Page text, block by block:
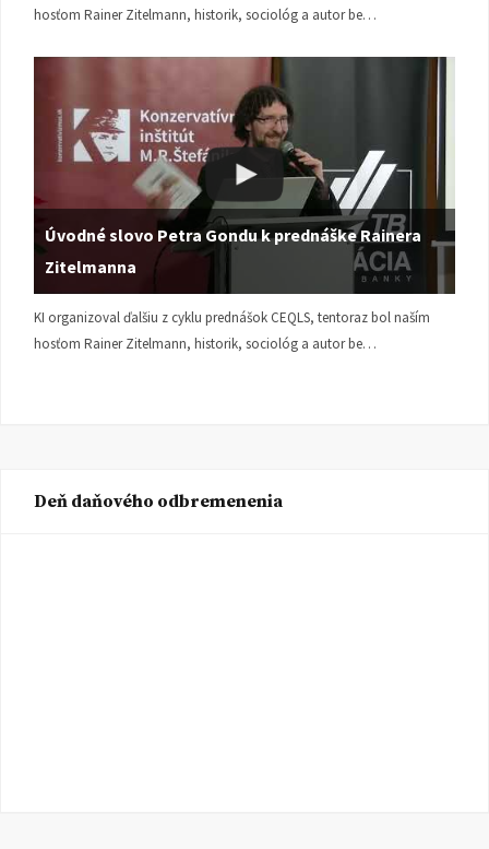
hosťom Rainer Zitelmann, historik, sociológ a autor be…
Úvodné slovo Petra Gondu k prednáške Rainera
Zitelmanna
KI organizoval ďalšiu z cyklu prednášok CEQLS, tentoraz bol naším
hosťom Rainer Zitelmann, historik, sociológ a autor be…
Deň daňového odbremenenia